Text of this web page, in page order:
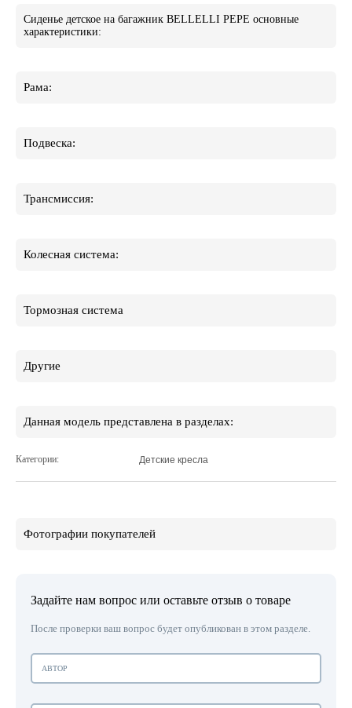
Сиденье детское на багажник BELLELLI PEPE основные
характеристики:
Рама:
Подвеска:
Трансмиссия:
Колесная система:
Тормозная система
Другие
Данная модель представлена в разделах:
Категории: Детские кресла
Фотографии покупателей
Задайте нам вопрос или оставьте отзыв о товаре
После проверки ваш вопрос будет опубликован в этом разделе.